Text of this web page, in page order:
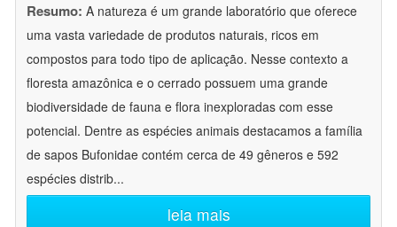
Resumo: A natureza é um grande laboratório que oferece
uma vasta variedade de produtos naturais, ricos em
compostos para todo tipo de aplicação. Nesse contexto a
floresta amazônica e o cerrado possuem uma grande
biodiversidade de fauna e flora inexploradas com esse
potencial. Dentre as espécies animais destacamos a família
de sapos Bufonidae contém cerca de 49 gêneros e 592
espécies distrib...
leia mais